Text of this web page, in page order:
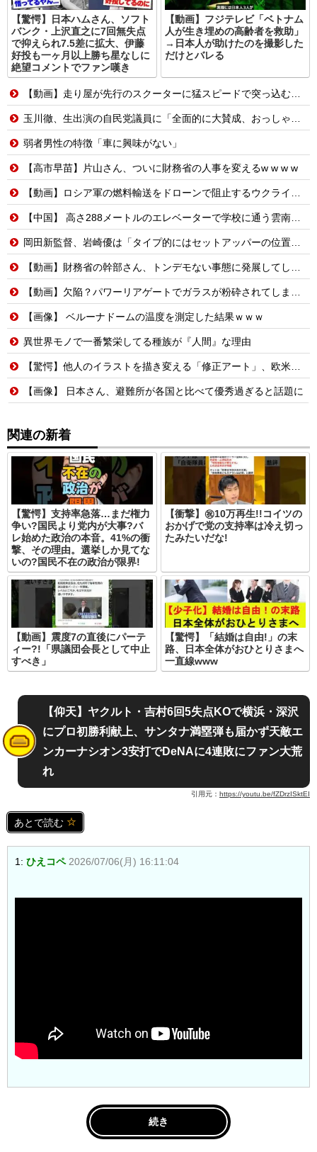
【驚愕】日本ハムさん、ソフト
バンク・上沢直之に7回無失点
で抑えられ7.5差に拡大、伊藤
好投も一ヶ月以上勝ち星なしに
絶望コメントでファン嘆き
【動画】フジテレビ「ベトナム
人が生き埋めの高齢者を救助」
→日本人が助けたのを撮影した
だけとバレる
【動画】走り屋が先行のスクーターに猛スピードで突っ込む事故。
玉川徹、生出演の自民党議員に「全面的に大賛成、おっしゃる通り」 消費減税への主張めぐり
弱者男性の特徴「車に興味がない」
【高市早苗】片山さん、ついに財務省の人事を変えるw w w w
【動画】ロシア軍の燃料輸送をドローンで阻止するウクライナ。
【中国】 高さ288メートルのエレベーターで学校に通う雲南省の山地の子供たち 通学時間 3時間→30分に短縮
岡田新監督、岩崎優は「タイプ的にはセットアッパーの位置が一番合うてる」←おーん
【動画】財務省の幹部さん、トンデモない事態に発展してしまう…
【動画】欠陥？パワーリアゲートでガラスが粉砕されてしまうトヨタ・セコイア。
【画像】 ベルーナドームの温度を測定した結果ｗｗｗ
異世界モノで一番繁栄してる種族が『人間』な理由
【驚愕】他人のイラストを描き変える「修正アート」、欧米で大炎上する理由…
【画像】 日本さん、避難所が各国と比べて優秀過ぎると話題に
関連の新着
【驚愕】支持率急落…まだ権力
争い?国民より党内が大事?バ
レ始めた政治の本音。41%の衝
撃、その理由。選挙しか見てな
いの?国民不在の政治が限界!
【衝撃】㊗️10万再生!!コイツの
おかげで党の支持率は冷え切っ
たみたいだな!
【動画】震度7の直後にパーテ
ィー?!「県議団会長として中止
すべき」
【驚愕】「結婚は自由!」の末
路、日本全体がおひとりさまへ
一直線www
【仰天】ヤクルト・吉村6回5失点KOで横浜・深沢
にプロ初勝利献上、サンタナ満塁弾も届かず天敵エ
ンカーナシオン3安打でDeNAに4連敗にファン大荒
れ
引用元： https://youtu.be/fZDrzISktEI
あとで読む
1: ひえコペ 2026/07/06(月) 16:11:04
続き